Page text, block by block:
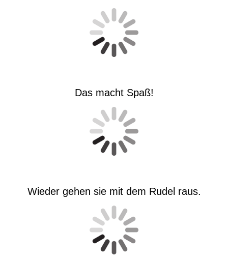
Das macht Spaß!
Wieder gehen sie mit dem Rudel raus.